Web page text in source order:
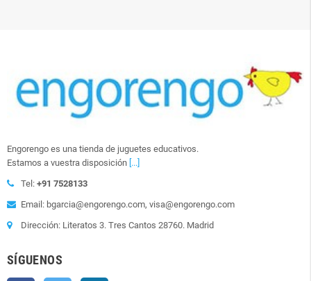
Engorengo es una tienda de juguetes educativos.
Estamos a vuestra disposición [...]
Tel: +91 7528133
Email: bgarcia@engorengo.com, visa@engorengo.com
Dirección: Literatos 3. Tres Cantos 28760. Madrid
SÍGUENOS